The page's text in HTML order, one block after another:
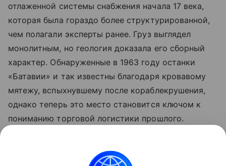
отлаженной системы снабжения начала 17 века,
которая была гораздо более структурированной,
чем полагали эксперты ранее. Груз выглядел
монолитным, но геология доказала его сборный
характер. Обнаруженные в 1963 году останки
«Батавии» и так известны благодаря кровавому
мятежу, вспыхнувшему после кораблекрушения,
однако теперь это место становится ключом к
пониманию торговой логистики прошлого.
засухи обнажили более 200 немецких кораблей у